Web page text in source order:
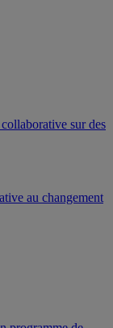
sur des
au changement